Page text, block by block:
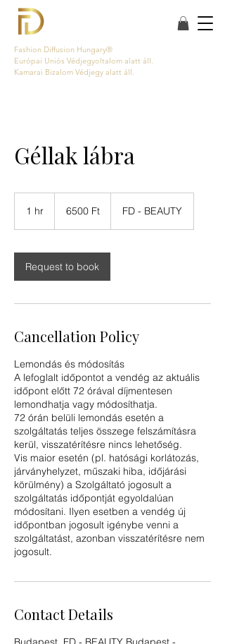
Fashion Diffusion Hungary®
Európai Uniós Védjegyoltalom alatt áll.
Kamarai Bizalom Védjegy alatt áll.
Géllak lábra
1 hr
forint6500 Ft FD - BEAUTY
Request to book
Cancellation Policy
Lemondás és módosítás
A lefoglalt időpontot a vendég az aktuális
időpont előtt 72 órával díjmentesen
lemondhatja vagy módosíthatja.
72 órán belüli lemondás esetén a
szolgáltatás teljes összege felszámításra
kerül, visszatérítésre nincs lehetőség.
Vis maior esetén (pl. hatósági korlátozás,
járványhelyzet, műszaki hiba, időjárási
körülmény) a Szolgáltató jogosult a
szolgáltatás időpontját egyoldalúan
módosítani. Ilyen esetben a vendég új
időpontban jogosult igénybe venni a
szolgáltatást, azonban visszatérítésre nem
jogosult.
Contact Details